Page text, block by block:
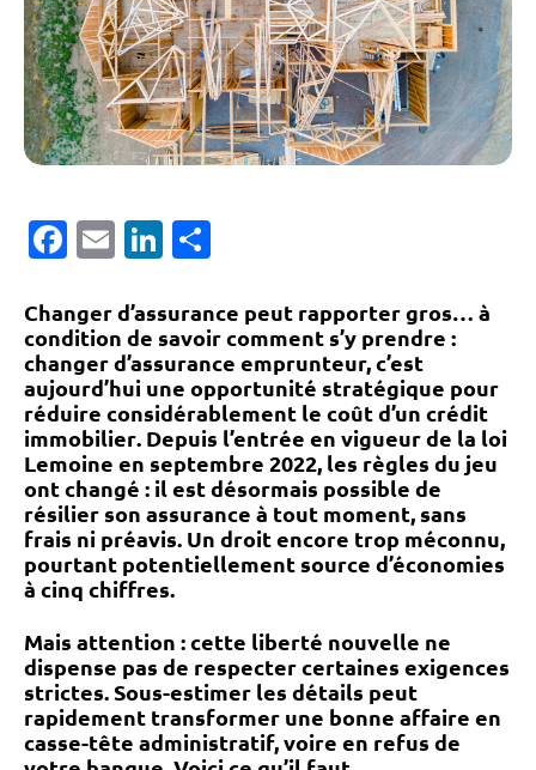
Facebook
EmailLinkedIn
Changer d’assurance peut rapporter gros… à
condition de savoir comment s’y prendre :
changer d’assurance emprunteur, c’est
aujourd’hui une opportunité stratégique pour
réduire considérablement le coût d’un crédit
immobilier. Depuis l’entrée en vigueur de la loi
Lemoine en septembre 2022, les règles du jeu
ont changé : il est désormais possible de
résilier son assurance à tout moment, sans
frais ni préavis. Un droit encore trop méconnu,
pourtant potentiellement source d’économies
à cinq chiffres.
Mais attention : cette liberté nouvelle ne
dispense pas de respecter certaines exigences
strictes. Sous-estimer les détails peut
rapidement transformer une bonne affaire en
casse-tête administratif, voire en refus de